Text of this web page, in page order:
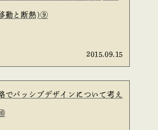
動と断熱)⑨
2015.09.15
でパッシブデザインについて考え